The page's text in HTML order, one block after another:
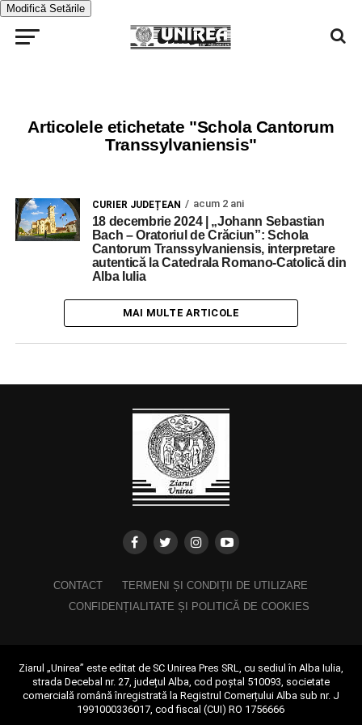
Modifică Setările
Articolele etichetate "Schola Cantorum
Transsylvaniensis"
CURIER JUDEȚEAN acum 2 ani
18 decembrie 2024 | „Johann Sebastian
Bach – Oratoriul de Crăciun”: Schola
Cantorum Transsylvaniensis, interpretare
autentică la Catedrala Romano-Catolică din
Alba Iulia
MAI MULTE ARTICOLE
CONTACT
TERMENI ȘI CONDIȚII DE UTILIZARE
CONFIDENȚIALITATE ȘI POLITICĂ DE COOKIES
Ziarul „Unirea” este editat de SC Unirea Pres SRL, cu sediul în Alba Iulia,
strada Decebal nr. 27, județul Alba, cod poștal 510093, societate
comercială română înregistrată la Registrul Comerțului Alba sub nr. J
1991000336017, cod fiscal (CUI) RO 1756666